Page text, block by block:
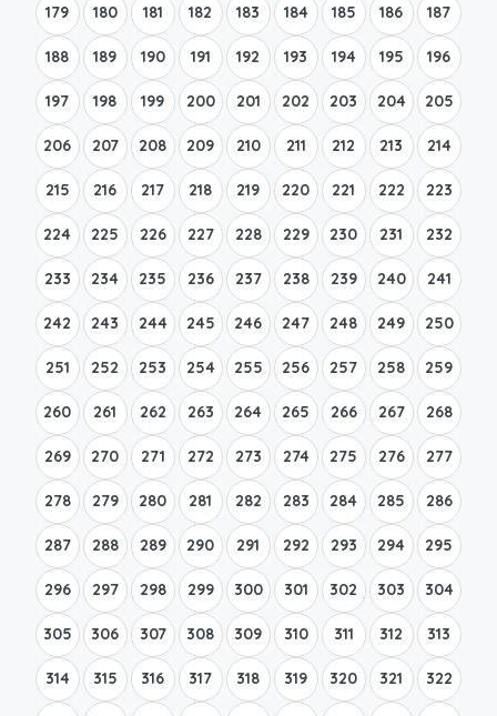
179 180 181 182 183 184 185 186 187
188 189 190 191 192 193 194 195 196
197 198 199 200 201 202 203 204 205
206 207 208 209 210 211 212 213 214
215 216 217 218 219 220 221 222 223
224 225 226 227 228 229 230 231 232
233 234 235 236 237 238 239 240 241
242 243 244 245 246 247 248 249 250
251 252 253 254 255 256 257 258 259
260 261 262 263 264 265 266 267 268
269 270 271 272 273 274 275 276 277
278 279 280 281 282 283 284 285 286
287 288 289 290 291 292 293 294 295
296 297 298 299 300 301 302 303 304
305 306 307 308 309 310 311 312 313
314 315 316 317 318 319 320 321 322